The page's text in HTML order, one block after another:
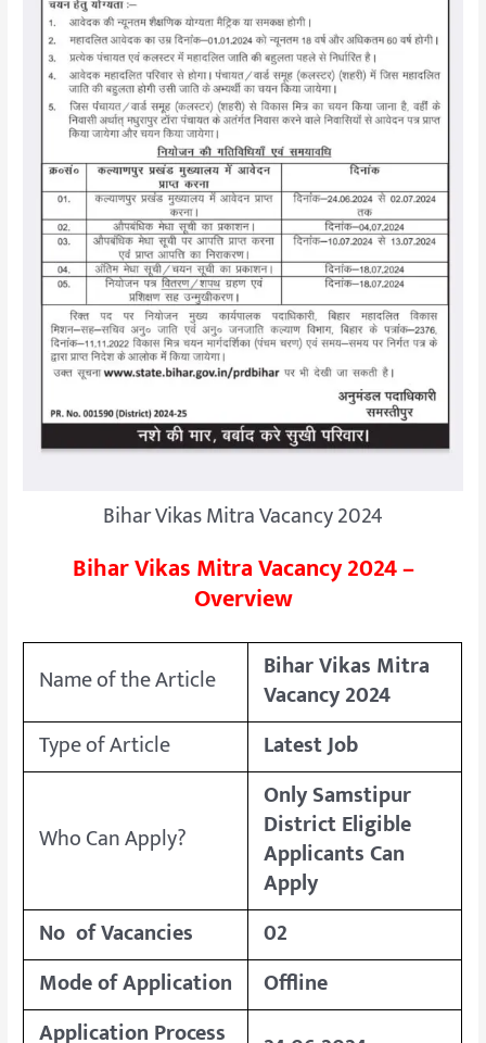
Bihar Vikas Mitra Vacancy 2024
Bihar Vikas Mitra Vacancy 2024 –
Overview
Name of the Article Bihar Vikas Mitra
Vacancy 2024
Type of Article
Latest Job
Who Can Apply?
Only Samstipur
District Eligible
Applicants Can
Apply
No of Vacancies
02
Mode of Application
Offline
Application Process